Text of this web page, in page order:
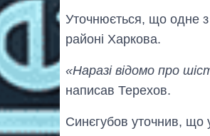
Уточнюється, що одне з
районі Харкова.
«Наразі відомо про
написав Терехов.
Синєгубов уточнив, що